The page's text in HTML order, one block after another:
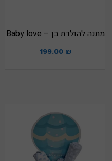
מתנה להולדת בן – Baby love
199.00 ₪